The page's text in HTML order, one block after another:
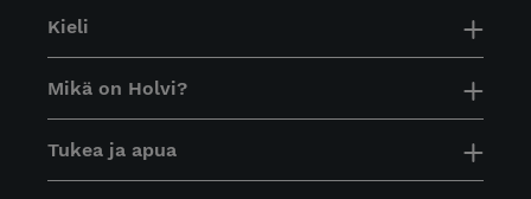
Kieli
Mikä on Holvi?
Tukea ja apua